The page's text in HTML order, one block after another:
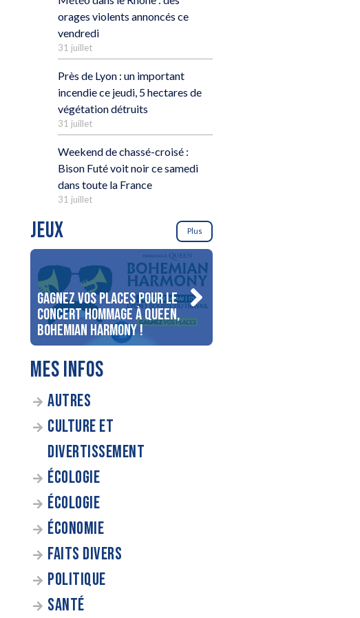
orages violents annoncés ce
vendredi
31 juillet
Près de Lyon : un important
incendie ce jeudi, 5 hectares de
végétation détruits
31 juillet
Weekend de chassé-croisé :
Bison Futé voit noir ce samedi
dans toute la France
31 juillet
JEUX Plus
Gagnez vos places pour le
concert Hommage à Queen,
Bohemian Harmony !
MES INFOS
AUTRES
CULTURE ET
DIVERTISSEMENT
ÉCOLOGIE
ÉCOLOGIE
ÉCONOMIE
FAITS DIVERS
POLITIQUE
SANTÉ